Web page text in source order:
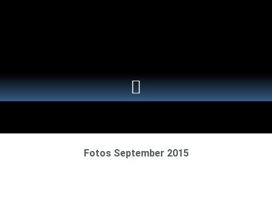
Fotos September 2015